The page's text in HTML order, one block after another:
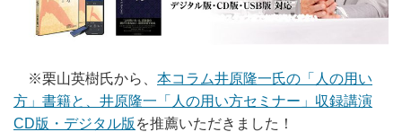
※栗山英樹氏から、 本コラム井原隆一氏の「人の用い
方」書籍と、井原隆一「人の用い方セミナー」収録講演
CD版・デジタル版 を推薦いただきました！